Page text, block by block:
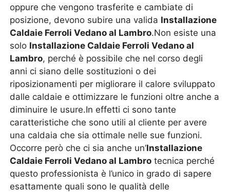
oppure che vengono trasferite e cambiate di
posizione, devono subire una valida Installazione
Caldaie Ferroli Vedano al Lambro.Non esiste una
solo Installazione Caldaie Ferroli Vedano al
Lambro, perché è possibile che nel corso degli
anni ci siano delle sostituzioni o dei
riposizionamenti per migliorare il calore sviluppato
dalle caldaie e ottimizzare le funzioni oltre anche a
diminuire le usure.In effetti ci sono tante
caratteristiche che sono utili al cliente per avere
una caldaia che sia ottimale nelle sue funzioni.
Occorre però che ci sia anche un’Installazione
Caldaie Ferroli Vedano al Lambro tecnica perché
questo professionista è l’unico in grado di sapere
esattamente quali sono le qualità delle